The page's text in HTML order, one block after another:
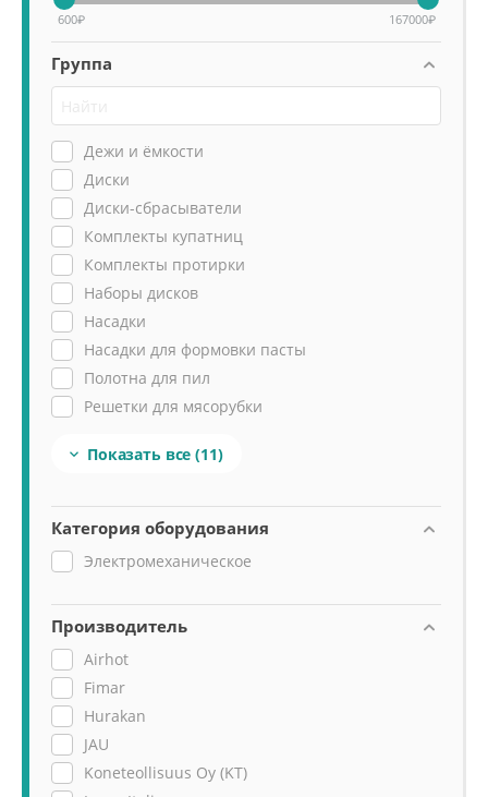
600₽ 167000₽
Группа
Дежи и ёмкости
Диски
Диски-сбрасыватели
Комплекты купатниц
Комплекты протирки
Наборы дисков
Насадки
Насадки для формовки пасты
Полотна для пил
Решетки для мясорубки
 Показать все (11)
Категория оборудования
Электромеханическое
Производитель
Airhot
Fimar
Hurakan
JAU
Koneteollisuus Oy (KT)